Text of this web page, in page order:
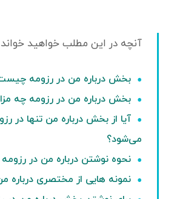
بخش درباره من در رزومه
بخش درباره من در رزومه چه
آیا از بخش درباره من تنها در
می‌شود؟
نحوه نوشتن درباره من در رزومه
نمونه هایی از مختصری درباره